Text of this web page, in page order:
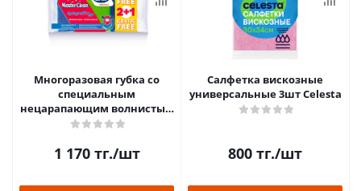
Многоразовая губка со
специальным
нецарапающим волнистым
покрытием 2+1шт Arix
1 170тг./шт
Салфетка вискозные
универсальные 3шт Celesta
800 тг./шт